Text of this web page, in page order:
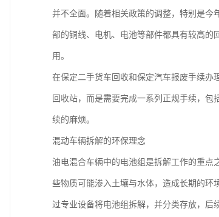
并不全面。随着相关政策的调整，特别是今
部的铜线、电机、电池等部件都具有较高的
用。
在保定二手货车回收和保定汽车报废手续办
回收站，而是需要完成一系列正规手续，
续的麻烦。
混动车辆拆解的环保理念
油电混合车辆中的电池组是拆解工作的重
些物质可能渗入土壤与水体，造成长期的环
过专业设备将电池组拆解，并分类存放，后